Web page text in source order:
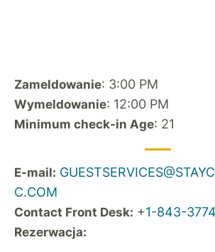
Zameldowanie: 3:00 PM
Wymeldowanie: 12:00 PM
Minimum check-in Age: 21
E-mail:
C.COM
Contact Front Desk: +1-843-
Rezerwacja: